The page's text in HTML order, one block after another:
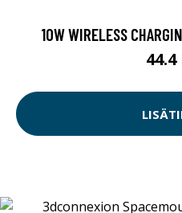
10W WIRELESS
44.4